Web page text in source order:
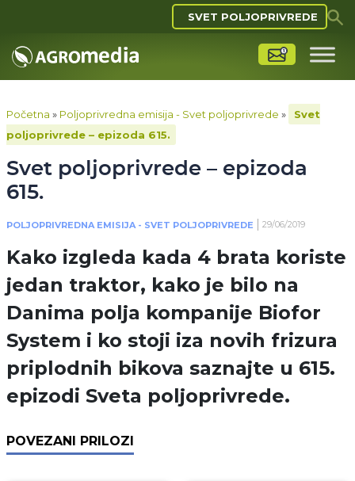
SVET POLJOPRIVREDE
Početna » Poljoprivredna emisija - Svet poljoprivrede »
Svet
poljoprivrede – epizoda 615.
Svet poljoprivrede – epizoda
615.
POLJOPRIVREDNA EMISIJA - SVET POLJOPRIVREDE 29/06/2019
Kako izgleda kada 4 brata koriste
jedan traktor, kako je bilo na
Danima polja kompanije Biofor
System i ko stoji iza novih frizura
priplodnih bikova saznajte u 615.
epizodi Sveta poljoprivrede.
POVEZANI PRILOZI